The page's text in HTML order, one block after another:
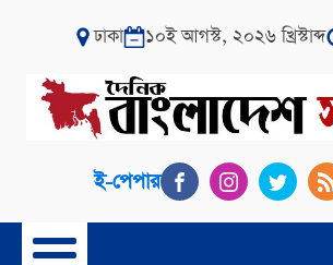
ঢাকা ১০ই আগস্ট, ২০২৬ খ্রিস্টাব্দ
ই-পেপার